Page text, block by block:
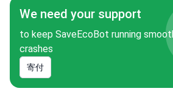
We need your support
to keep SaveEcoBot running
crashes
寄付